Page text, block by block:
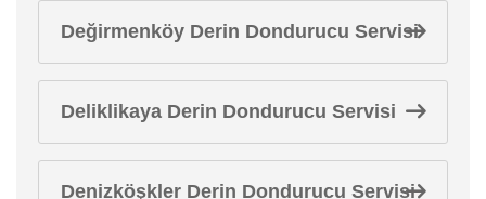
Değirmenköy Derin Dondurucu Servisi
Deliklikaya Derin Dondurucu Servisi
Denizköşkler Derin Dondurucu Servisi